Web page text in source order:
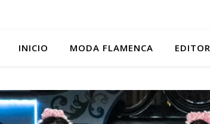
INICIO MODA FLAMENCA